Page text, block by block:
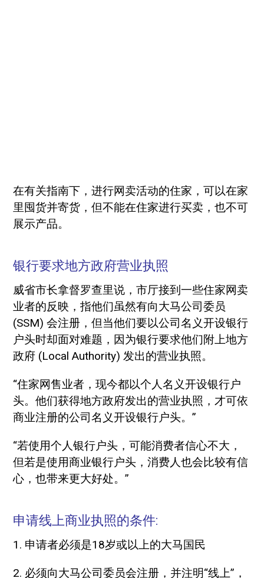
在有关指南下，进行网卖活动的住家，可以在家
里囤货并寄货，但不能在住家进行买卖，也不可
展示产品。
银行要求地方政府营业执照
威省市长拿督罗查里说，市厅接到一些住家网卖
业者的反映，指他们虽然有向大马公司委员
(SSM) 会注册，但当他们要以公司名义开设银行
户头时却面对难题，因为银行要求他们附上地方
政府 (Local Authority) 发出的营业执照。
“住家网售业者，现今都以个人名义开设银行户
头。他们获得地方政府发出的营业执照，才可依
商业注册的公司名义开设银行户头。”
“若使用个人银行户头，可能消费者信心不大，
但若是使用商业银行户头，消费人也会比较有信
心，也带来更大好处。”
申请线上商业执照的条件:
1. 申请者必须是18岁或以上的大马国民
2. 必须向大马公司委员会注册，并注明“线上”，